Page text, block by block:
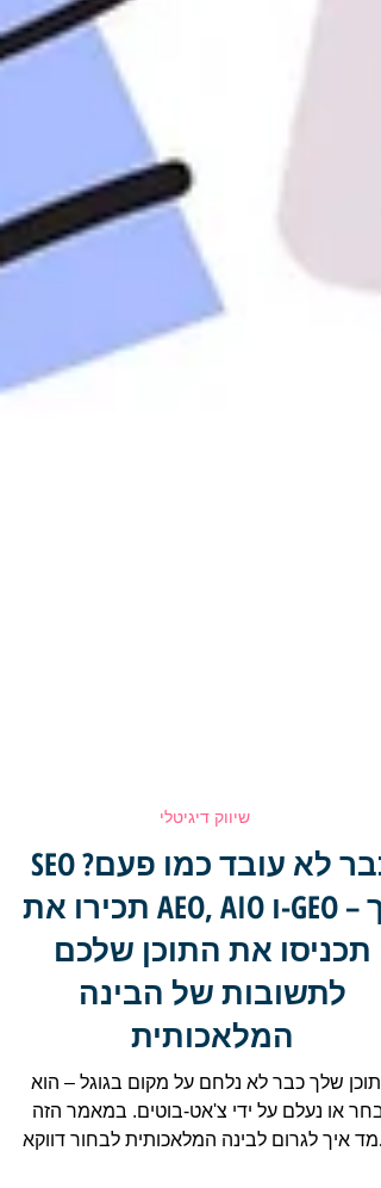
שיווק דיגיטלי
SEO כבר לא עובד כמו פעם?
תכירו את AEO, AIO ו-GEO – כך
תכניסו את התוכן שלכם
לתשובות של הבינה
המלאכותית
שלך כבר לא נלחם על מקום בגוגל – הוא
נבחר או נעלם על ידי צ'אט-בוטים. במאמר הזה